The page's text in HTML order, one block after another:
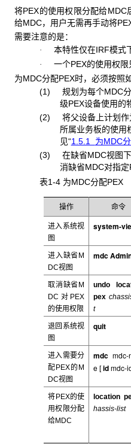
将PEX的使用权限分配给MDC
给MDC，用户无需再手动将
需要注意的是：
· 本特性仅在IRF模式下
· 一个PEX的使用权限
为MDC分配PEX时，必须按照
(1) 规划为每个MDC分
级PEX设备使用的
(2) 将父设备上计划作
所属业务板的使用
见“1.5.1 为MDC
(3) 在缺省MDC视图
消缺省MDC对指定
表1-4 为MDC分配PEX
操作 命令
进入系统视
图
system-
进入缺省M
DC视图
mdc
取消缺省M
DC对PEX
的使用权限
undo
pex
t
退回系统视
图
quit
进入需要分
配PEX的M
DC视图
mdc mdc-
e[idmdc-
将PEX的使
用权限分配
给MDC
location
hassis-list